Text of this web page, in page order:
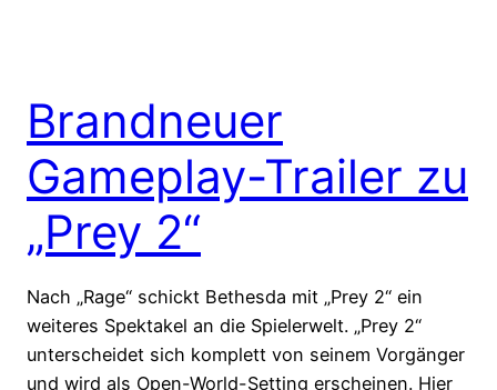
Brandneuer
Gameplay-Trailer zu
„Prey 2“
Nach „Rage“ schickt Bethesda mit „Prey 2“ ein
weiteres Spektakel an die Spielerwelt. „Prey 2“
unterscheidet sich komplett von seinem Vorgänger
und wird als Open-World-Setting erscheinen. Hier